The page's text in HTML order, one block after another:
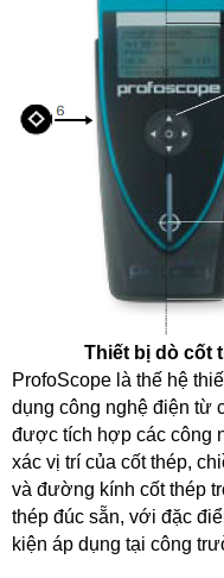
Thiết bị dò cốt
ProfoScope là thế hệ
dụng công nghệ điện từ
được tích hợp các công
xác vị trí của cốt thép,
và đường kính cốt thép
thép đúc sẵn, với đặc
kiện áp dụng tại công